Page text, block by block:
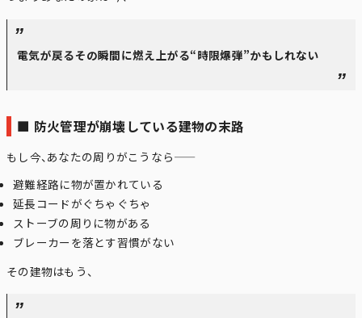
電気が戻るその瞬間に燃え上がる“時限爆弾”かもしれない
■ 防火管理が崩壊している建物の末路
もし今、あなたの周りがこうなら――
避難経路に物が置かれている
延長コードがぐちゃぐちゃ
ストーブの周りに物がある
ブレーカーを落とす習慣がない
その建物はもう、